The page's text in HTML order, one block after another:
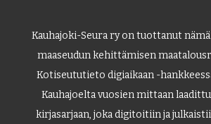
Kauhajoki-Seura ry on tuottanut
maaseudun kehittämisen
Kotiseututieto digiaikaan -
Kauhajoelta vuosien mittaan
kirjasarjaan, joka digitoitiin ja